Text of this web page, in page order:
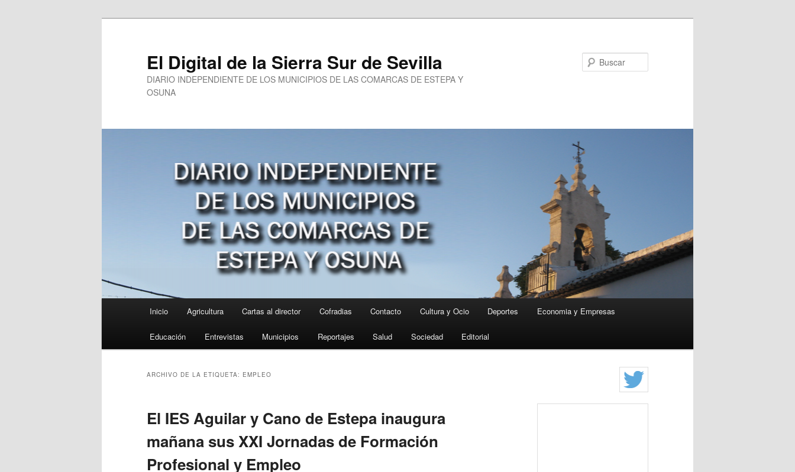
El Digital de la Sierra Sur de Sevilla
DIARIO INDEPENDIENTE DE LOS MUNICIPIOS DE LAS COMARCAS DE ESTEPA Y
OSUNA
Inicio Agricultura Cartas al director Cofradias Contacto Cultura y Ocio Deportes Economia y Empresas
Educación Entrevistas Municipios Reportajes Salud Sociedad Editorial
ARCHIVO DE LA ETIQUETA: EMPLEO
El IES Aguilar y Cano de Estepa inaugura
mañana sus XXI Jornadas de Formación
Profesional y Empleo